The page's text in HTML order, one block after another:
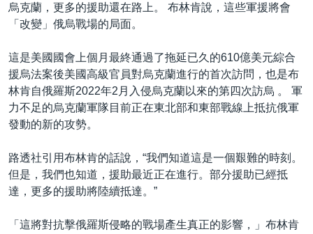
YOUTUBE頻道
港人港心
建國史話
廣播節目表
其他語言網站
烏克蘭，更多的援助還在路上。 布林肯說，這些軍援將會
「改變」俄烏戰場的局面。
這是美國國會上個月最終通過了拖延已久的610億美元綜合
援烏法案後美國高級官員對烏克蘭進行的首次訪問，也是布
林肯自俄羅斯2022年2月入侵烏克蘭以來的第四次訪烏 。 軍
力不足的烏克蘭軍隊目前正在東北部和東部戰線上抵抗俄軍
發動的新的攻勢。
路透社引用布林肯的話說，“我們知道這是一個艱難的時刻。
但是，我們也知道，援助最近正在進行。部分援助已經抵
達，更多的援助將陸續抵達。”
「這將對抗擊俄羅斯侵略的戰場產生真正的影響，」布林肯